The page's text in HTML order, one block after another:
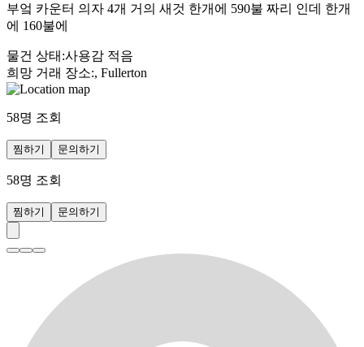
부엌 카운터 의자 4개 거의 새것 한개에 590불 짜리 인데 한개
에 160불에
물건 상태 :사용감 적음
희망 거래 장소:, Fullerton
58명 조회
찜하기 문의하기
58명 조회
찜하기 문의하기